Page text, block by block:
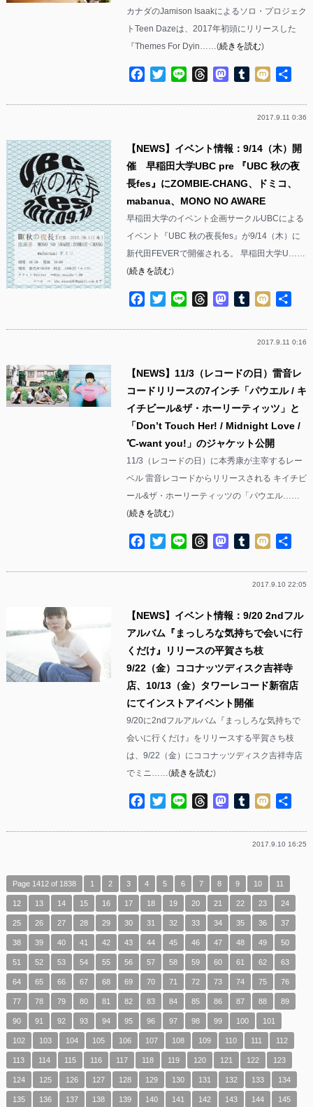
カナダのJamison Isaakによるソロ・プロジェク
トTeen Dazeは、2017年初頭にリリースした
『Themes For Dyin……(続きを読む)
Facebook
TwitterLine ThreadsMastodon
Tumblr
Mixi
2017.9.11 0:36
【NEWS】イベント情報：9/14（木）開
催 早稲⽥⼤学UBC pre 『UBC 秋の夜
⻑fes』にZOMBIE-CHANG、ドミコ、
mabanua、MONO NO AWARE
早稲田大学のイベント企画サークルUBCによる
イベント『UBC 秋の夜⻑fes』が9/14（木）に
新代田FEVERで開催される。 早稲⽥⼤学U……
(続きを読む)
Facebook
TwitterLine ThreadsMastodon
Tumblr
Mixi
2017.9.11 0:16
【NEWS】11/3（レコードの日）雷音レ
コードリリースの7インチ「パウエル / キ
イチビール&ザ・ホーリーティッツ」と
「Don’t Touch Her! / Midnight Love /
℃-want you!」のジャケット公開
11/3（レコードの日）に本秀康が主宰するレー
ベル 雷音レコードからリリースされる キイチビ
ール&ザ・ホーリーティッツの「パウエル……
(続きを読む)
Facebook
TwitterLine ThreadsMastodon
Tumblr
Mixi
2017.9.10 22:05
【NEWS】イベント情報：9/20 2ndフル
アルバム『まっしろな気持ちで会いに行
くだけ』リリースの平賀さち枝
9/22（金）ココナッツディスク吉祥寺
店、10/13（金）タワーレコード新宿店
にてインストアイベント開催
9/20に2ndフルアルバム『まっしろな気持ちで
会いに行くだけ』をリリースする平賀さち枝
は、9/22（金）にココナッツディスク吉祥寺店
でミニ……(続きを読む)
Facebook
TwitterLine ThreadsMastodon
Tumblr
Mixi
2017.9.10 16:25
Page 1412 of 1838 1 2 3 4 5 6 7 8 9 10 11
12 13 14 15 16 17 18 19 20 21 22 23 24
25 26 27 28 29 30 31 32 33 34 35 36 37
38 39 40 41 42 43 44 45 46 47 48 49 50
51 52 53 54 55 56 57 58 59 60 61 62 63
64 65 66 67 68 69 70 71 72 73 74 75 76
77 78 79 80 81 82 83 84 85 86 87 88 89
90 91 92 93 94 95 96 97 98 99 100 101
102 103 104 105 106 107 108 109 110 111 112
113 114 115 116 117 118 119 120 121 122 123
124 125 126 127 128 129 130 131 132 133 134
135 136 137 138 139 140 141 142 143 144 145